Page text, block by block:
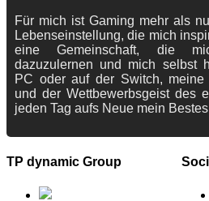
Für mich ist Gaming mehr als
Lebenseinstellung, die mich
eine Gemeinschaft, die
dazuzulernen und mich selbst
PC oder auf der Switch,
und der Wettbewerbsgeist des
jeden Tag aufs Neue mein
TP dynamic Group